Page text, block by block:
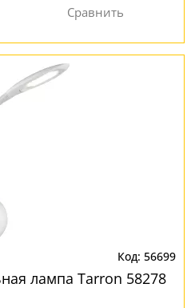
56699
лампа Tarron 58278